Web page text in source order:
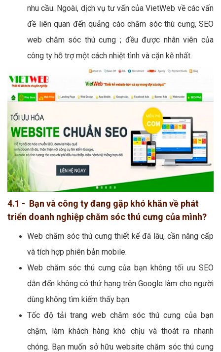
nhu cầu. Ngoài, dịch vụ tư vấn của VietWeb về các vấn
đề liên quan đến quảng cáo chăm sóc thú cưng, SEO
web chăm sóc thú cưng ; đều được nhân viên của
công ty hỗ trợ một cách nhiệt tình và cặn kẽ nhất.
4.1 - Bạn và công ty đang gặp khó khăn về phát
triển doanh nghiệp chăm sóc thú cưng của mình?
Web chăm sóc thú cưng thiết kế đã lâu, cần nâng cấp
và tích hợp phiên bản mobile.
Web chăm sóc thú cưng của bạn không tối ưu SEO
dẫn đến không có thứ hạng trên Google làm cho người
dùng không tìm kiếm thấy bạn.
Tốc độ tải trang web chăm sóc thú cưng của bạn
chậm, làm khách hàng khó chịu và thoát ra nhanh
chóng. Bạn muốn sở hữu website chăm sóc thú cưng